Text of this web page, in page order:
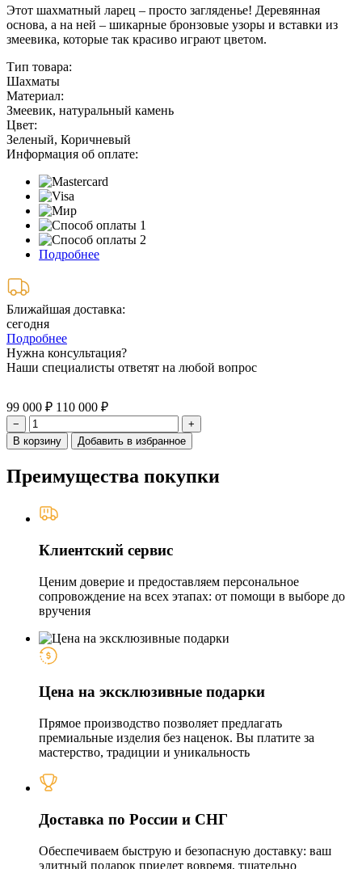
Этот шахматный ларец – просто загляденье! Деревянная
основа, а на ней – шикарные бронзовые узоры и вставки из
змеевика, которые так красиво играют цветом.
Тип товара:
Шахматы
Материал:
Змеевик, натуральный камень
Цвет:
Зеленый, Коричневый
Информация об оплате:
Подробнее
Ближайшая доставка:
сегодня
Подробнее
Нужна консультация?
Наши специалисты ответят на любой вопрос
99 000 ₽ 110 000 ₽
−
+
В корзину
Добавить в избранное
Преимущества покупки
Клиентский сервис
Ценим доверие и предоставляем персональное
сопровождение на всех этапах: от помощи в выборе до
вручения
Цена на эксклюзивные подарки
Прямое производство позволяет предлагать
премиальные изделия без наценок. Вы платите за
мастерство, традиции и уникальность
Доставка по России и СНГ
Обеспечиваем быструю и безопасную доставку: ваш
элитный подарок приедет вовремя, тщательно